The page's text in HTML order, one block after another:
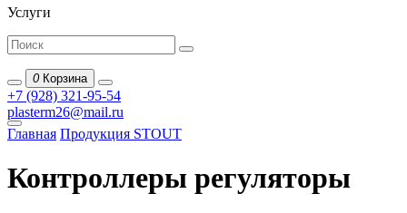
Услуги
0 Корзина
+7 (928) 321-95-54
plasterm26@mail.ru
Главная Продукция STOUT
Контроллеры регуляторы